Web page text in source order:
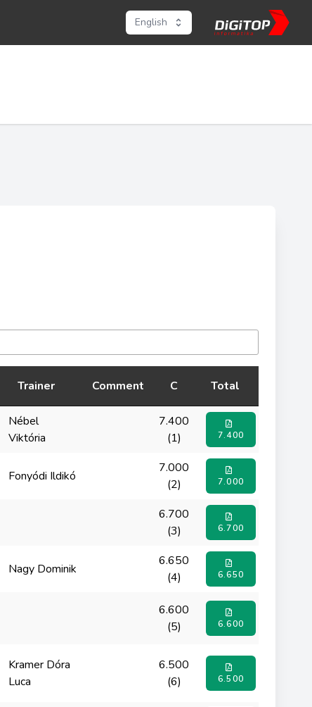
English
Trainer Comment C Total
Nébel
Viktória
7.400
(1)
7.400
Fonyódi Ildikó
7.000
(2)
7.000
6.700
(3)
6.700
Nagy Dominik
6.650
(4)
6.650
6.600
(5)
6.600
Kramer Dóra
Luca
6.500
(6)
6.500